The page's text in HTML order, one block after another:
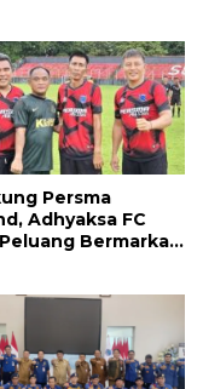
Persma
Adhyaksa FC
Bermarkas